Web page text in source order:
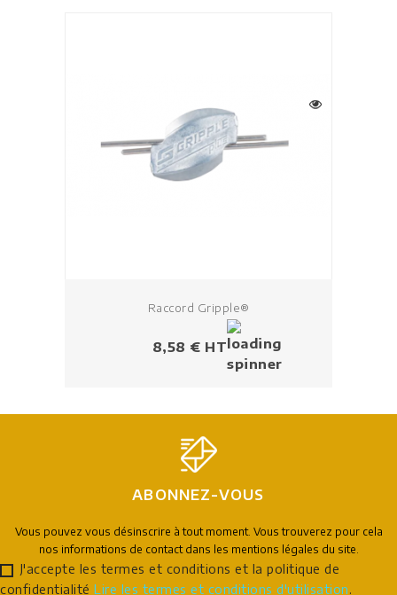
Raccord Gripple®
8,58 € HT
ABONNEZ-VOUS
Vous pouvez vous désinscrire à tout moment. Vous trouverez pour cela
nos informations de contact dans les mentions légales du site.
J'accepte les termes et conditions et la politique de
confidentialité Lire les termes et conditions d'utilisation.